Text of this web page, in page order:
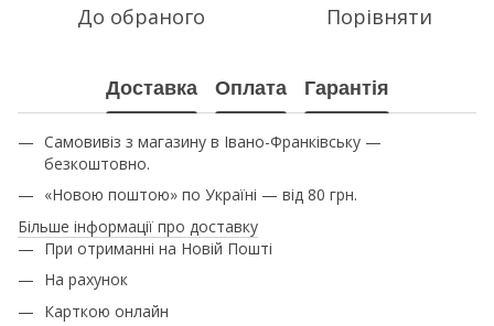
До обраного Порівняти
Доставка Оплата Гарантія
Самовивіз з магазину в Івано-Франківську —
безкоштовно.
«Новою поштою» по Україні — від 80 грн.
Більше інформації про доставку
При отриманні на Новій Пошті
На рахунок
Карткою онлайн